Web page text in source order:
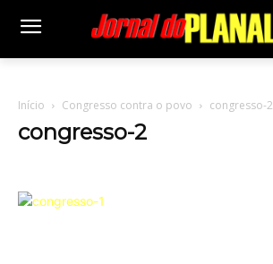
Início Congresso contra o povo congresso-2
congresso-2